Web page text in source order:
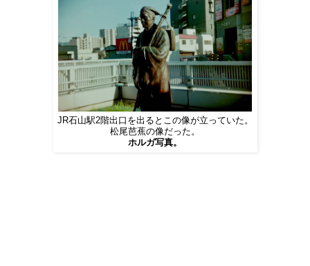
JR石山駅2階出口を出るとこの像が立っていた。
松尾芭蕉の像だった。
ホルガ写真。